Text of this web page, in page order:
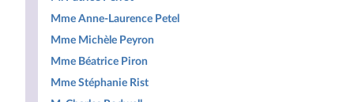
Mme Anne-Laurence Petel
Mme Michèle Peyron
Mme Béatrice Piron
Mme Stéphanie Rist